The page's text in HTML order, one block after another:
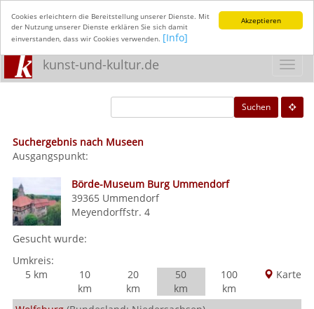
Akzeptieren
Cookies erleichtern die Bereitstellung unserer Dienste. Mit
der Nutzung unserer Dienste erklären Sie sich damit
einverstanden, dass wir Cookies verwenden. [Info]
kunst-und-kultur.de
Suchen
Suchergebnis nach Museen
Ausgangspunkt:
Börde-Museum Burg Ummendorf
39365 Ummendorf
Meyendorffstr. 4
Gesucht wurde:
Umkreis:
5 km
10
km
20
km
50
km
100
km
Karte